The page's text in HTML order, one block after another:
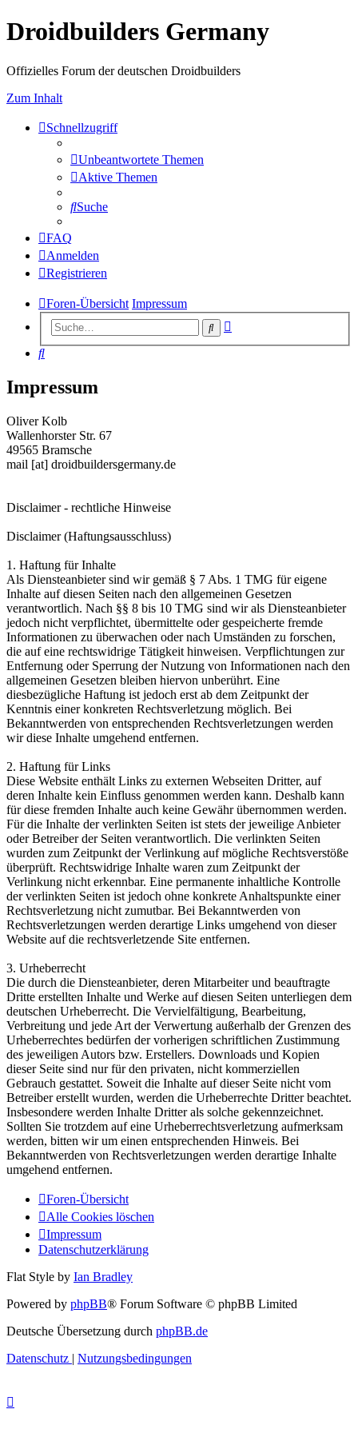
Droidbuilders Germany
Offizielles Forum der deutschen Droidbuilders
Zum Inhalt
Schnellzugriff
Unbeantwortete Themen
Aktive Themen
Suche
FAQ
Anmelden
Registrieren
Foren-Übersicht Impressum
Suche
Suche
Impressum
Oliver Kolb
Wallenhorster Str. 67
49565 Bramsche
mail [at] droidbuildersgermany.de
Disclaimer - rechtliche Hinweise
Disclaimer (Haftungsausschluss)
1. Haftung für Inhalte
Als Diensteanbieter sind wir gemäß § 7 Abs. 1 TMG für eigene
Inhalte auf diesen Seiten nach den allgemeinen Gesetzen
verantwortlich. Nach §§ 8 bis 10 TMG sind wir als Diensteanbieter
jedoch nicht verpflichtet, übermittelte oder gespeicherte fremde
Informationen zu überwachen oder nach Umständen zu forschen,
die auf eine rechtswidrige Tätigkeit hinweisen. Verpflichtungen zur
Entfernung oder Sperrung der Nutzung von Informationen nach den
allgemeinen Gesetzen bleiben hiervon unberührt. Eine
diesbezügliche Haftung ist jedoch erst ab dem Zeitpunkt der
Kenntnis einer konkreten Rechtsverletzung möglich. Bei
Bekanntwerden von entsprechenden Rechtsverletzungen werden
wir diese Inhalte umgehend entfernen.
2. Haftung für Links
Diese Website enthält Links zu externen Webseiten Dritter, auf
deren Inhalte kein Einfluss genommen werden kann. Deshalb kann
für diese fremden Inhalte auch keine Gewähr übernommen werden.
Für die Inhalte der verlinkten Seiten ist stets der jeweilige Anbieter
oder Betreiber der Seiten verantwortlich. Die verlinkten Seiten
wurden zum Zeitpunkt der Verlinkung auf mögliche Rechtsverstöße
überprüft. Rechtswidrige Inhalte waren zum Zeitpunkt der
Verlinkung nicht erkennbar. Eine permanente inhaltliche Kontrolle
der verlinkten Seiten ist jedoch ohne konkrete Anhaltspunkte einer
Rechtsverletzung nicht zumutbar. Bei Bekanntwerden von
Rechtsverletzungen werden derartige Links umgehend von dieser
Website auf die rechtsverletzende Site entfernen.
3. Urheberrecht
Die durch die Diensteanbieter, deren Mitarbeiter und beauftragte
Dritte erstellten Inhalte und Werke auf diesen Seiten unterliegen dem
deutschen Urheberrecht. Die Vervielfältigung, Bearbeitung,
Verbreitung und jede Art der Verwertung außerhalb der Grenzen des
Urheberrechtes bedürfen der vorherigen schriftlichen Zustimmung
des jeweiligen Autors bzw. Erstellers. Downloads und Kopien
dieser Seite sind nur für den privaten, nicht kommerziellen
Gebrauch gestattet. Soweit die Inhalte auf dieser Seite nicht vom
Betreiber erstellt wurden, werden die Urheberrechte Dritter beachtet.
Insbesondere werden Inhalte Dritter als solche gekennzeichnet.
Sollten Sie trotzdem auf eine Urheberrechtsverletzung aufmerksam
werden, bitten wir um einen entsprechenden Hinweis. Bei
Bekanntwerden von Rechtsverletzungen werden derartige Inhalte
umgehend entfernen.
Foren-Übersicht
Alle Cookies löschen
Impressum
Datenschutzerklärung
Flat Style by Ian Bradley
Powered by phpBB® Forum Software © phpBB Limited
Deutsche Übersetzung durch phpBB.de
Datenschutz | Nutzungsbedingungen